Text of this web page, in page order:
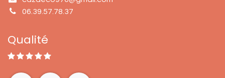
06.39.57.78.37
Qualité